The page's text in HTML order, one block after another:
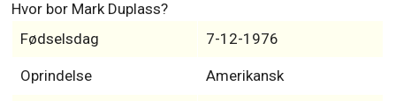
Hvor bor Mark Duplass?
Fødselsdag
7-12-1976
Oprindelse Amerikansk